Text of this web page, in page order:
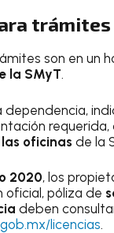
trámites
son en un
la SMyT.
dependencia,
oficinas de la
2020, los
oficial, póliza de
deben
licencias.